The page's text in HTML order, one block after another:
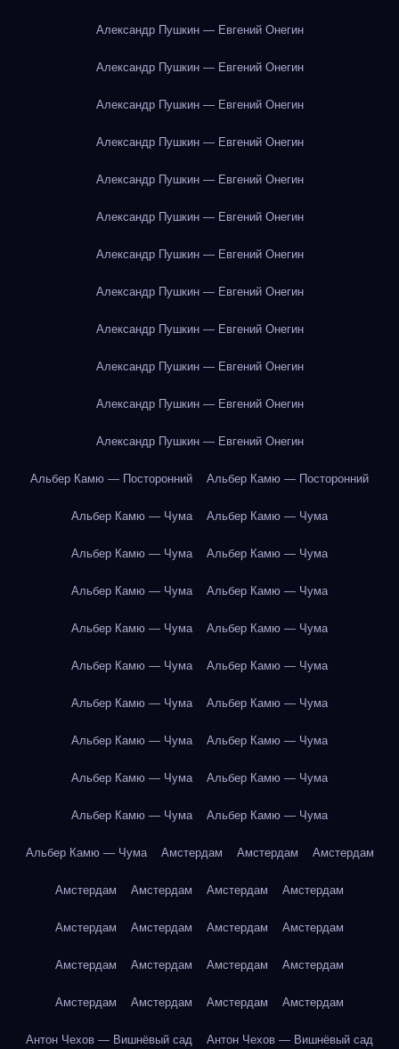
Александр Пушкин — Евгений Онегин
Александр Пушкин — Евгений Онегин
Александр Пушкин — Евгений Онегин
Александр Пушкин — Евгений Онегин
Александр Пушкин — Евгений Онегин
Александр Пушкин — Евгений Онегин
Александр Пушкин — Евгений Онегин
Александр Пушкин — Евгений Онегин
Александр Пушкин — Евгений Онегин
Александр Пушкин — Евгений Онегин
Александр Пушкин — Евгений Онегин
Александр Пушкин — Евгений Онегин
Альбер Камю — Посторонний Альбер Камю — Посторонний
Альбер Камю — Чума Альбер Камю — Чума
Альбер Камю — Чума Альбер Камю — Чума
Альбер Камю — Чума Альбер Камю — Чума
Альбер Камю — Чума Альбер Камю — Чума
Альбер Камю — Чума Альбер Камю — Чума
Альбер Камю — Чума Альбер Камю — Чума
Альбер Камю — Чума Альбер Камю — Чума
Альбер Камю — Чума Альбер Камю — Чума
Альбер Камю — Чума Альбер Камю — Чума
Альбер Камю — Чума Амстердам Амстердам Амстердам
Амстердам Амстердам Амстердам Амстердам
Амстердам Амстердам Амстердам Амстердам
Амстердам Амстердам Амстердам Амстердам
Амстердам Амстердам Амстердам Амстердам
Антон Чехов — Вишнёвый сад Антон Чехов — Вишнёвый сад